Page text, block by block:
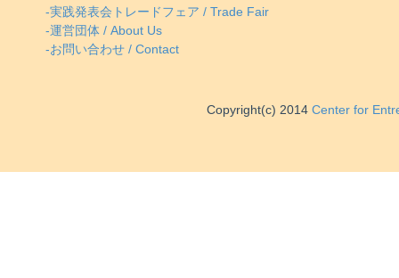
-実践発表会トレードフェア / Trade Fair
-運営団体 / About Us
-お問い合わせ / Contact
Copyright(c) 2014 Center for